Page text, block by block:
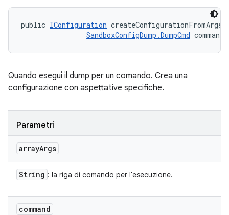
public IConfiguration
SandboxConfigDump.DumpCmd command)
Quando esegui il dump per un comando. Crea una
configurazione con aspettative specifiche.
Parametri
arrayArgs
String : la riga di comando per l'esecuzione.
command